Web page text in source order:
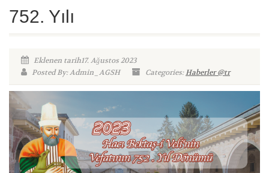
752. Yılı
Eklenen tarih17. Ağustos 2023
Posted By: Admin_AGSH
Categories:Haberler @tr